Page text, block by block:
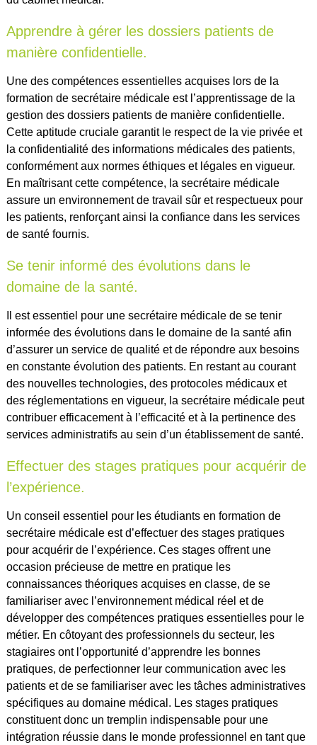
Apprendre à gérer les dossiers patients de
manière confidentielle.
Une des compétences essentielles acquises lors de la
formation de secrétaire médicale est l’apprentissage de la
gestion des dossiers patients de manière confidentielle.
Cette aptitude cruciale garantit le respect de la vie privée et
la confidentialité des informations médicales des patients,
conformément aux normes éthiques et légales en vigueur.
En maîtrisant cette compétence, la secrétaire médicale
assure un environnement de travail sûr et respectueux pour
les patients, renforçant ainsi la confiance dans les services
de santé fournis.
Se tenir informé des évolutions dans le
domaine de la santé.
Il est essentiel pour une secrétaire médicale de se tenir
informée des évolutions dans le domaine de la santé afin
d’assurer un service de qualité et de répondre aux besoins
en constante évolution des patients. En restant au courant
des nouvelles technologies, des protocoles médicaux et
des réglementations en vigueur, la secrétaire médicale peut
contribuer efficacement à l’efficacité et à la pertinence des
services administratifs au sein d’un établissement de santé.
Effectuer des stages pratiques pour acquérir de
l’expérience.
Un conseil essentiel pour les étudiants en formation de
secrétaire médicale est d’effectuer des stages pratiques
pour acquérir de l’expérience. Ces stages offrent une
occasion précieuse de mettre en pratique les
connaissances théoriques acquises en classe, de se
familiariser avec l’environnement médical réel et de
développer des compétences pratiques essentielles pour le
métier. En côtoyant des professionnels du secteur, les
stagiaires ont l’opportunité d’apprendre les bonnes
pratiques, de perfectionner leur communication avec les
patients et de se familiariser avec les tâches administratives
spécifiques au domaine médical. Les stages pratiques
constituent donc un tremplin indispensable pour une
intégration réussie dans le monde professionnel en tant que